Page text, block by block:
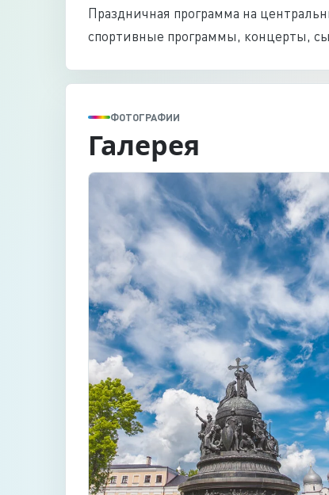
Праздничная программа на
спортивные программы, концерты,
ФОТОГРАФИИ
Галерея